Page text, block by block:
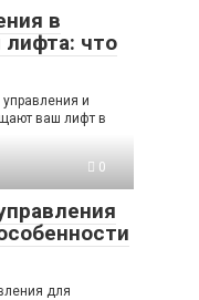
в
лифта: что
и
ваш лифт в
0
для